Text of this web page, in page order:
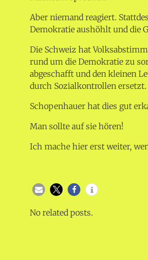
Aber niemand reagiert.
Demokratie aushöhlt und die
Die Schweiz hat
rund um die Demokratie zu
abgeschafft und den kleinen
durch Sozialkontrollen ersetzt.
Schopenhauer hat dies gut
Man sollte auf sie hören!
Ich mache hier erst weiter,
No related posts.